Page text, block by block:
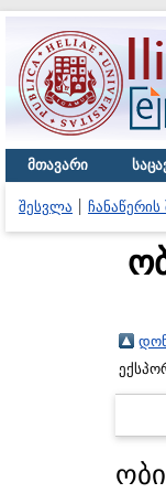
მთავარი
შესვლა ჩანაწერის